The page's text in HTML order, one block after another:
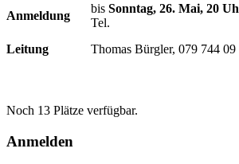
Anmeldung
bis Sonntag, 26. Mai, 20
Tel.
Leitung
Thomas Bürgler, 079 744 09
Noch 13 Plätze verfügbar.
Anmelden